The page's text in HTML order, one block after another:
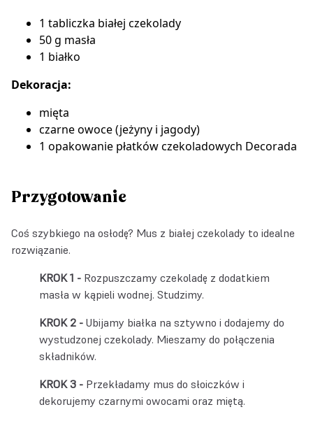
1 tabliczka białej czekolady
50 g masła
1 białko
Dekoracja:
mięta
czarne owoce (jeżyny i jagody)
1 opakowanie płatków czekoladowych Decorada
Przygotowanie
Coś szybkiego na osłodę? Mus z białej czekolady to idealne
rozwiązanie.
Rozpuszczamy czekoladę z dodatkiem
masła w kąpieli wodnej. Studzimy.
Ubijamy białka na sztywno i dodajemy do
wystudzonej czekolady. Mieszamy do połączenia
składników.
Przekładamy mus do słoiczków i
dekorujemy czarnymi owocami oraz miętą.